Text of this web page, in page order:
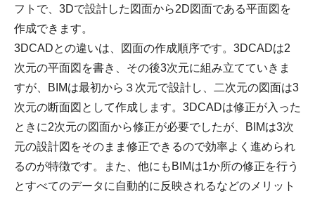
フトで、3Dで設計した図面から2D図面である平面図を
作成できます。
3DCADとの違いは、図面の作成順序です。3DCADは2
次元の平面図を書き、その後3次元に組み立てていきま
すが、BIMは最初から３次元で設計し、二次元の図面は3
次元の断面図として作成します。3DCADは修正が入った
ときに2次元の図面から修正が必要でしたが、BIMは3次
元の設計図をそのまま修正できるので効率よく進められ
るのが特徴です。また、他にもBIMは1か所の修正を行う
とすべてのデータに自動的に反映されるなどのメリット